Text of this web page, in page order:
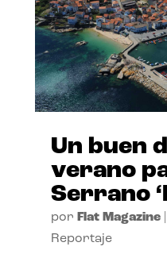
Un buen
verano
Serrano
por Flat Magazine|
Reportaje